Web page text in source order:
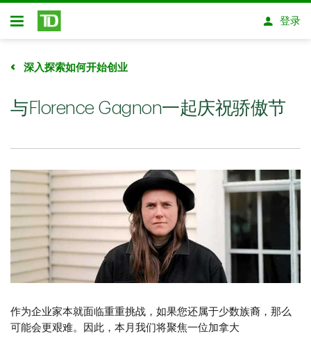
跳转到主要内容
开放式房屋贷款
登录
深入探索如何开始创业
与Florence Gagnon一起庆祝骄傲节
作为企业家本就面临重重挑战，如果您还属于少数族裔，那么
可能会更艰难。因此，本月我们将聚焦一位加拿大